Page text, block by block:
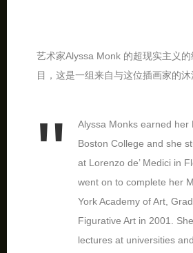
艺术家Alyssa Monk 的超现实主义
目，这是一组来自与这位插画家的沐
Alyssa Monks earned her
Boston College and she
at Lorenzo de’ Medici in
went on to complete her
York Academy of Art,
Figurative Art in 2001.
lectures at universities